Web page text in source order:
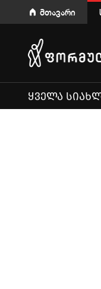
მთავარი
ᲧᲕᲔᲚᲐ